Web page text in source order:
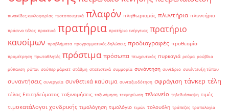
πινακίδες κυκλοφορίας πιστοποιητικά πλαφόν πληθωρισμός πλυντήρια πλυντήριο
πράσινο τέλος πρακτικό πρατήρια πρατήριο ενέργειας πρατήριο
καυσίμων προβλήματα προγραμματικές δηλώσεις προδιαγραφές προθεσμία
προμέτρηση πρωταθλητές πρόστιμα πρόσωπα πτωχευτικός πυρκαγιά ρεύμα ρούβλια
ρύπανση ρύποι σούπερ μάρκετ στάθμη στατιστικά συμμορία συνάντηση συνέδριο συνέντευξη τύπου
συναντήσεις συνεργεία συνθετικά καύσιμα συνταξιοδότηση σφράγιση τάνκερ τέλη
τέλος Επιτηδεύματος ταξινομήσεις ταξινόμηση τεκμηρίωση τελωνείο τηλεδιάσκεψη τιμές
τιμοκατάλογοι χονδρικής τιμολόγηση τιμολόγιο τιμών τολουόλη τράπεζες τροπολογία